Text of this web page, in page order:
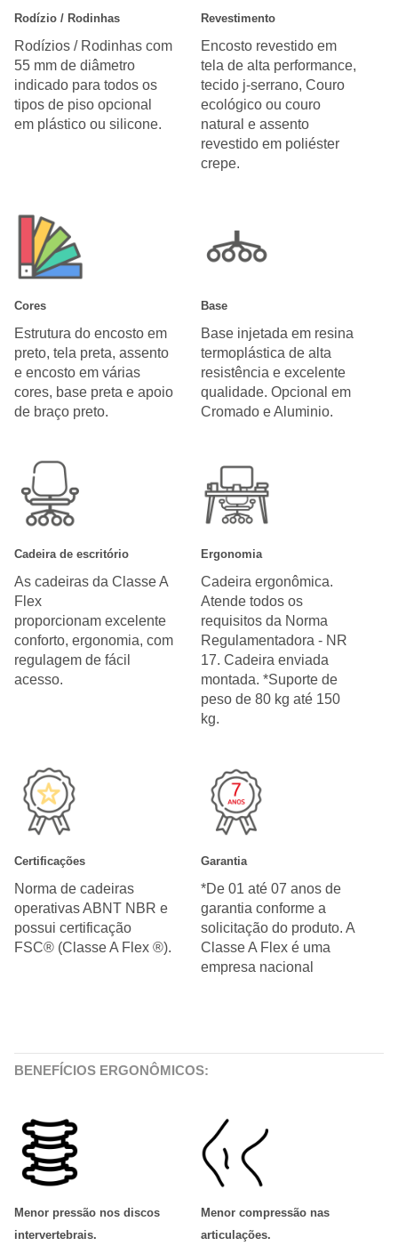
Rodízio / Rodinhas
Rodízios / Rodinhas com
55 mm de diâmetro
indicado para todos os
tipos de piso opcional
em plástico ou silicone.
Revestimento
Encosto revestido em
tela de alta performance,
tecido j-serrano, Couro
ecológico ou couro
natural e assento
revestido em poliéster
crepe.
Cores
Estrutura do encosto em
preto, tela preta, assento
e encosto em várias
cores, base preta e apoio
de braço preto.
Base
Base injetada em resina
termoplástica de alta
resistência e excelente
qualidade. Opcional em
Cromado e Aluminio.
Cadeira de escritório
As cadeiras da Classe A
Flex
proporcionam excelente
conforto, ergonomia, com
regulagem de fácil
acesso.
Ergonomia
Cadeira ergonômica.
Atende todos os
requisitos da Norma
Regulamentadora - NR
17. Cadeira enviada
montada. *Suporte de
peso de 80 kg até 150
kg.
Certificações
Norma de cadeiras
operativas ABNT NBR e
possui certificação
FSC® (Classe A Flex ®).
Garantia
*De 01 até 07 anos de
garantia conforme a
solicitação do produto. A
Classe A Flex é uma
empresa nacional
BENEFÍCIOS ERGONÔMICOS:
Menor pressão nos discos
intervertebrais.
Menor compressão nas
articulações.